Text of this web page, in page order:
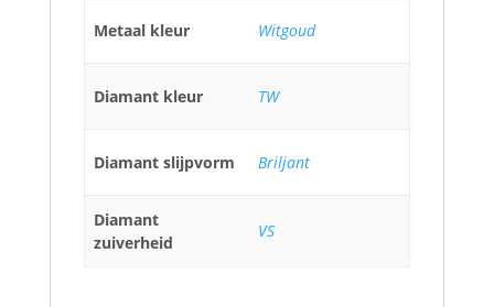
Metaal kleur Witgoud
Diamant kleur TW
Diamant slijpvorm Briljant
Diamant
zuiverheid
VS